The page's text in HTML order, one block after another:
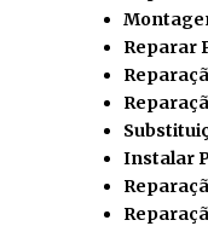
Reparar
Instalar